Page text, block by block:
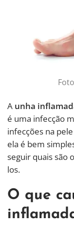
A unha
é uma infecção
infecções na
ela é bem
seguir quais são
los.
O que